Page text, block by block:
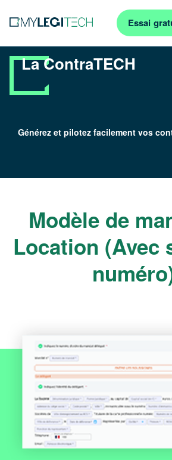
Essai
La ContraTECH
Générez et pilotez facilement vos
Modèle de
Location (Avec